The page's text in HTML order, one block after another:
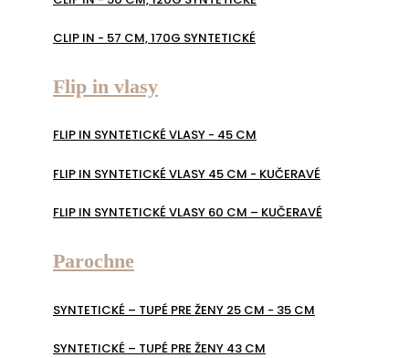
CLIP IN - 57 CM, 170G SYNTETICKÉ
Flip in vlasy
FLIP IN SYNTETICKÉ VLASY - 45 CM
FLIP IN SYNTETICKÉ VLASY 45 CM - KUČERAVÉ
FLIP IN SYNTETICKÉ VLASY 60 CM – KUČERAVÉ
Parochne
SYNTETICKÉ – TUPÉ PRE ŽENY 25 CM - 35 CM
SYNTETICKÉ – TUPÉ PRE ŽENY 43 CM